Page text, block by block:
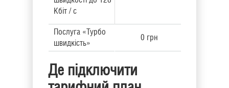
Кбіт / с
Послуга «Турбо
швидкість»
0 грн
Де підключити